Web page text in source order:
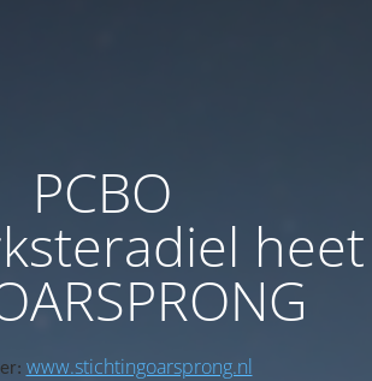
PCBO
heet
www.stichtingoarsprong.nl